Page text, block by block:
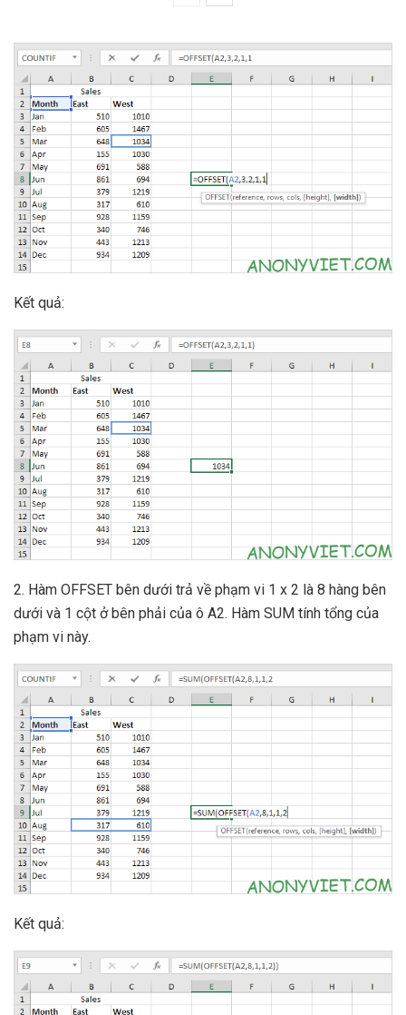
Kết quả:
2. Hàm OFFSET bên dưới trả về phạm vi 1 x 2 là 8 hàng bên
dưới và 1 cột ở bên phải của ô A2. Hàm SUM tính tổng của
phạm vi này.
Kết quả: